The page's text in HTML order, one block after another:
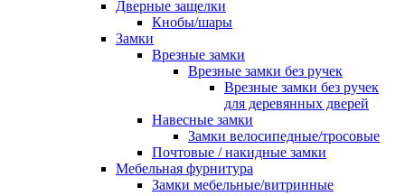
Дверные защелки
Кнобы/шары
Замки
Врезные замки
Врезные замки без ручек
Врезные замки без ручек
для деревянных дверей
Навесные замки
Замки велосипедные/тросовые
Почтовые / накидные замки
Мебельная фурнитура
Замки мебельные/витринные